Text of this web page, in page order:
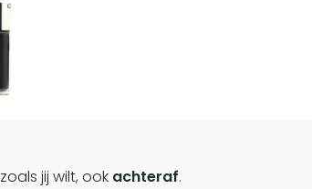
jij wilt, ook achteraf.